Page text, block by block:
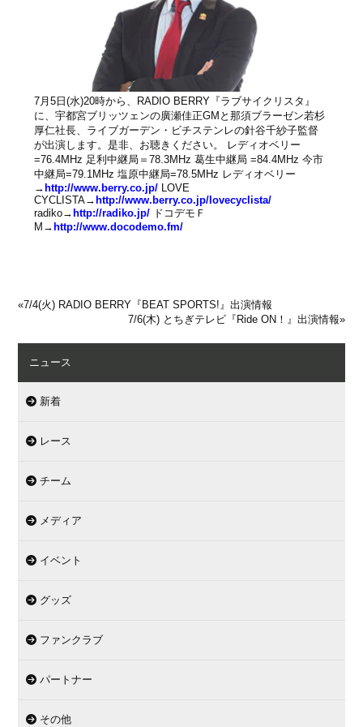
7月5日(水)20時から、RADIO BERRY『ラブサイクリスタ』
に、宇都宮ブリッツェンの廣瀬佳正GMと那須ブラーゼン若杉
厚仁社長、ライブガーデン・ビチステンレの針谷千紗子監督
が出演します。是非、お聴きください。 レディオベリー
=76.4MHz 足利中継局＝78.3MHz 葛生中継局 =84.4MHz 今市
中継局=79.1MHz 塩原中継局=78.5MHz レディオベリー
→ http://www.berry.co.jp/ LOVE
CYCLISTA→ http://www.berry.co.jp/lovecyclista/
radiko→ http://radiko.jp/ ドコデモＦ
M→ http://www.docodemo.fm/
«7/4(火) RADIO BERRY『BEAT SPORTS!』出演情報
7/6(木) とちぎテレビ『Ride ON！』出演情報»
ニュース
新着
レース
チーム
メディア
イベント
グッズ
ファンクラブ
パートナー
その他